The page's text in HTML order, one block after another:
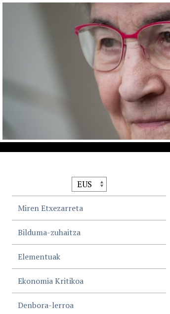
Miren Etxezarreta
Bilduma-zuhaitza
Elementuak
Ekonomia Kritikoa
Denbora-lerroa